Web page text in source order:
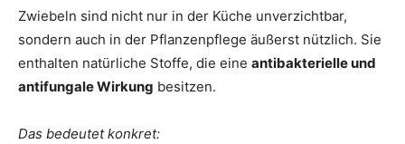
Zwiebeln sind nicht nur in der Küche unverzichtbar,
sondern auch in der Pflanzenpflege äußerst nützlich. Sie
enthalten natürliche Stoffe, die eine antibakterielle und
antifungale Wirkung besitzen.
Das bedeutet konkret: